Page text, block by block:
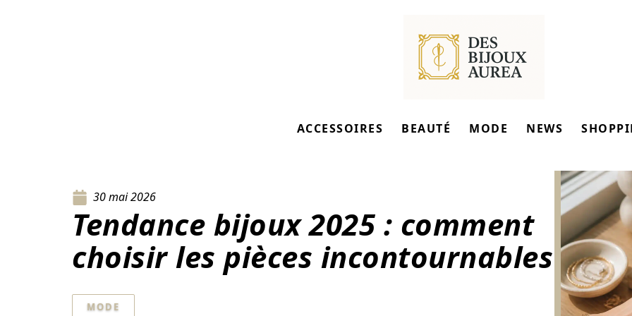
ACCESSOIRES BEAUTÉ MODE NEWS
30 mai 2026
Tendance bijoux 2025 : comment
choisir les pièces incontournables
MODE